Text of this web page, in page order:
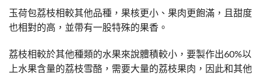
玉荷包荔枝相較其他品種，果核更小、果肉更飽滿，且甜度
也相對的高，並帶有一股特殊的果香。
荔枝相較於其他種類的水果來說體積較小，要製作出60%以
上水果含量的荔枝雪酪，需要大量的荔枝果肉，因此和其他